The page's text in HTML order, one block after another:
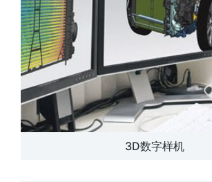
3D数字样机